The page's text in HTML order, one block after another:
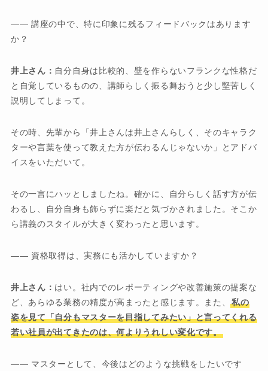
―― 講座の中で、特に印象に残るフィードバックはあります
か？
井上さん： 自分自身は比較的、壁を作らないフランクな性格だ
と自覚しているものの、講師らしく振る舞おうと少し堅苦しく
説明してしまって。
その時、先輩から「井上さんは井上さんらしく、そのキャラク
ターや言葉を使って教えた方が伝わるんじゃないか」とアドバ
イスをいただいて。
その一言にハッとしましたね。確かに、自分らしく話す方が伝
わるし、自分自身も飾らずに楽だと気づかされました。そこか
ら講義のスタイルが大きく変わったと思います。
―― 資格取得は、実務にも活かしていますか？
井上さん： はい。社内でのレポーティングや改善施策の提案な
ど、あらゆる業務の精度が高まったと感じます。また、私の
姿を見て「自分もマスターを目指してみたい」と言ってくれる
若い社員が出てきたのは、何よりうれしい変化です。
―― マスターとして、今後はどのような挑戦をしたいです